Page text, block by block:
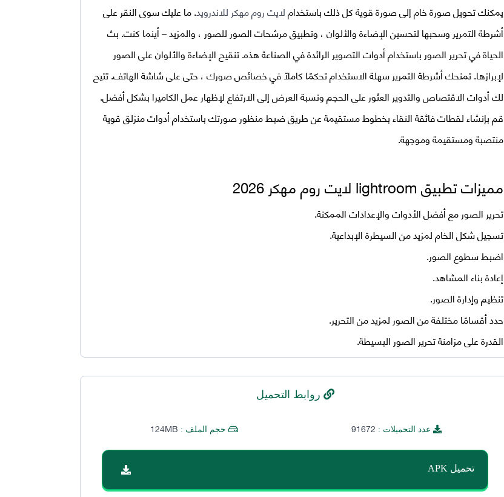
يمكنك تحويل صورة خام إلى صورة قوية كل ذلك باستخداملايت روم مهكر للاندرويد. ما عليك سوى النقر على
أشرطة التمرير وسحبها لتحسين الإضاءة والألوان ، وتطبيق مرشحات الصور للصور ، والمزيد – أينما كنت. بث
الحياة في تحرير الصور باستخدام أدوات التصوير الرائدة في الصناعة هذه. تنقيح الإضاءة والألوان على الصور
لإبرازها. تمنحك أشرطة التمرير سهلة الاستخدام تحكمًا كاملاً في خصائص صورك ، حتى على شاشة الهاتف. تتيح
لك أدوات الاقتصاص والتدوير العثور على الحجم ونسبة العرض إلى الارتفاع لإظهار عمل الكاميرا بشكل أفضل.
قم بإنشاء لقطات فائقة النقاء بخطوط مستقيمة عن طريق ضبط منظور صورتك باستخدام أدوات منزلق قوية
منتصبة ومستقيمة وموجهة.
مميزات تطبيقlightroomلايت روم مهكر 2026
تحرير الصور مع أفضل الأدوات والإعدادات الممكنة.
تسجيل شكل الخام لمزيد من السيطرة الإبداعية.
اضبط سطوع الصور.
إعادة بناء المشاهد.
تنظيم وإدارة الصور.
حدد أقسامًا مختلفة من الصور لمزيد من التحرير.
القدرة على مزامنة تحرير الصور البسيطة.
روابط التحميل
عدد التحميلات : 91672 حجم الملف : 124MB
تحميل APK